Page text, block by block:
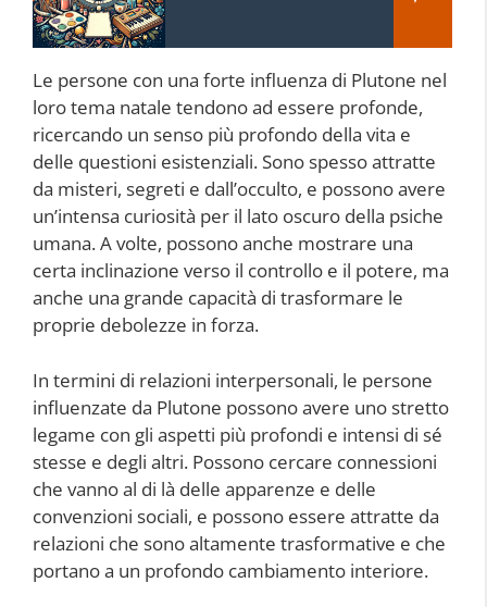
Le persone con una forte influenza di Plutone nel
loro tema natale tendono ad essere profonde,
ricercando un senso più profondo della vita e
delle questioni esistenziali. Sono spesso attratte
da misteri, segreti e dall’occulto, e possono avere
un’intensa curiosità per il lato oscuro della psiche
umana. A volte, possono anche mostrare una
certa inclinazione verso il controllo e il potere, ma
anche una grande capacità di trasformare le
proprie debolezze in forza.
In termini di relazioni interpersonali, le persone
influenzate da Plutone possono avere uno stretto
legame con gli aspetti più profondi e intensi di sé
stesse e degli altri. Possono cercare connessioni
che vanno al di là delle apparenze e delle
convenzioni sociali, e possono essere attratte da
relazioni che sono altamente trasformative e che
portano a un profondo cambiamento interiore.